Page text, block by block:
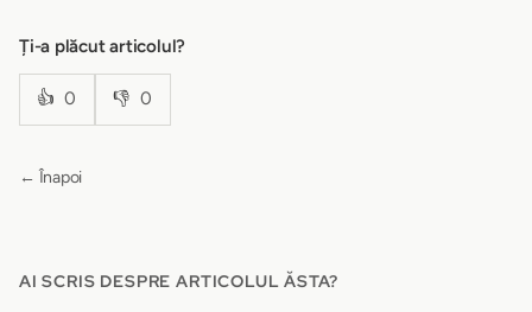
Ți-a plăcut articolul?
👍 0 👎 0
← Înapoi
AI SCRIS DESPRE ARTICOLUL ĂSTA?